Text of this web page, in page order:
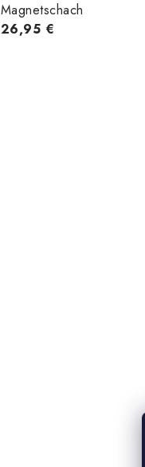
Magnetschach
26,95 €